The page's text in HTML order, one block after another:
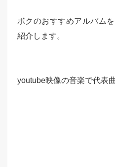
ボクのおすすめアルバム
紹介します。
youtube映像の音楽で代表